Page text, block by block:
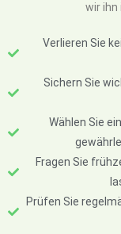
wir
Verlieren Sie
Sichern Sie
Wählen Sie
Fragen Sie
Prüfen Sie